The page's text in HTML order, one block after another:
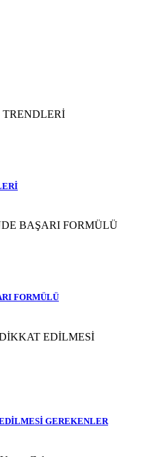
FORMÜLÜ
GEREKENLER